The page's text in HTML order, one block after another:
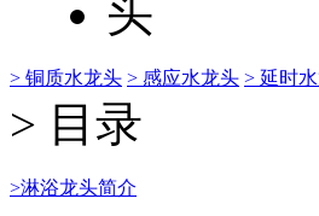
> 铜质水龙头 > 感应水龙头 > 延时
> 目录
>淋浴龙头简介